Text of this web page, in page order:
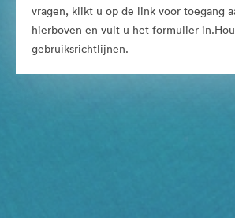
vragen, klikt u op de link voor toegang
hierboven en vult u het formulier
gebruiksrichtlijnen.